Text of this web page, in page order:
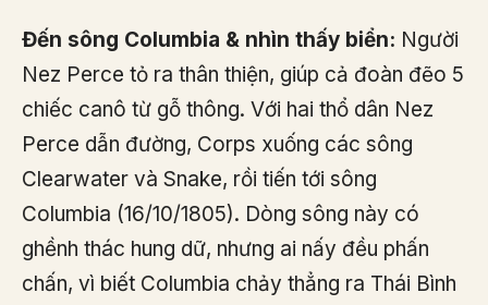
Đến sông Columbia & nhìn thấy biển: Người
Nez Perce tỏ ra thân thiện, giúp cả đoàn đẽo 5
chiếc canô từ gỗ thông. Với hai thổ dân Nez
Perce dẫn đường, Corps xuống các sông
Clearwater và Snake, rồi tiến tới sông
Columbia (16/10/1805). Dòng sông này có
ghềnh thác hung dữ, nhưng ai nấy đều phấn
chấn, vì biết Columbia chảy thẳng ra Thái Bình